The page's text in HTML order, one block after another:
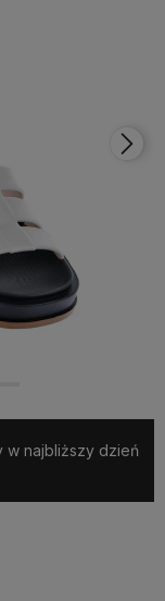
w najbliższy dzień